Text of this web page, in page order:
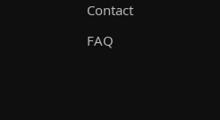
Contact
FAQ